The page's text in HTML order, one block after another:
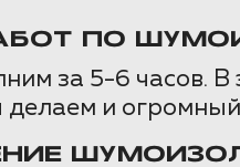
ПО
за 5-6 часов. В
и